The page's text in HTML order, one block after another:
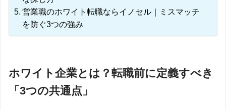
営業職のホワイト転職ならイノセル｜ミスマッチ
を防ぐ3つの強み
ホワイト企業とは？転職前に定義すべき
「3つの共通点」